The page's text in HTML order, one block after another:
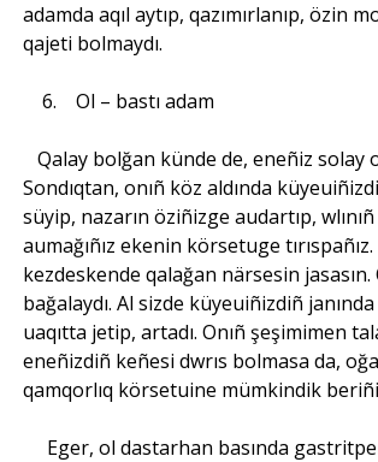
adamda aqıl aytıp, qazımırlanıp, özin
qajeti bolmaydı.
6. Ol – bastı adam
Qalay bolğan künde de, eneñiz solay
Sondıqtan, onıñ köz aldında
süyip, nazarın öziñizge audartıp,
aumağıñız ekenin körsetuge
kezdeskende qalağan närsesin jasasın.
bağalaydı. Al sizde küyeuiñizdiñ
uaqıtta jetip, artadı. Onıñ şeşimimen
eneñizdiñ keñesi dwrıs bolmasa da,
qamqorlıq körsetuine mümkindik
Eger, ol dastarhan basında